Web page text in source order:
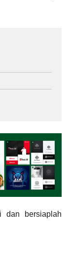
dan bersiaplah